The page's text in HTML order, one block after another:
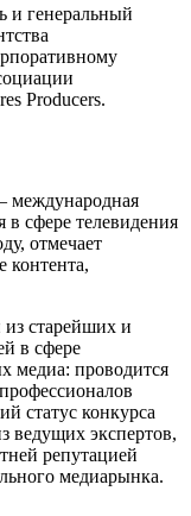
и генеральный
Producers.
международная
в сфере телевидения
отмечает
контента,
старейших и
в сфере
медиа: проводится
статус конкурса
ведущих экспертов,
репутацией
медиарынка.